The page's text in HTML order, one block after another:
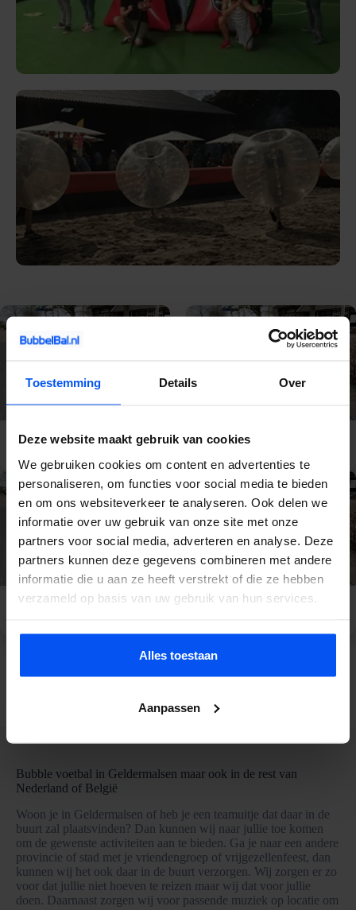
Toestemming Details Over
Deze website maakt gebruik van cookies
We gebruiken cookies om content en advertenties te
personaliseren, om functies voor social media te bieden
en om ons websiteverkeer te analyseren. Ook delen we
informatie over uw gebruik van onze site met onze
partners voor social media, adverteren en analyse. Deze
partners kunnen deze gegevens combineren met andere
informatie die u aan ze heeft verstrekt of die ze hebben
verzameld op basis van uw gebruik van hun services.
Alles toestaan
Aanpassen
E-Chopper
Gelderland
E-Chopper Veluwe
E-Chopper Apeldoorn E-Chopper Nijmegen
Bekijk meer activiteiten
Bubble voetbal in Geldermalsen maar ook in de rest van
Nederland of België
Woon je in Geldermalsen of heb je een teamuitje dat daar in de
buurt zal plaatsvinden? Dan kunnen wij naar jullie toe komen
om de gewenste activiteiten aan te bieden. Ga je naar een andere
provincie of stad met je vriendengroep of vrijgezellenfeest, dan
kunnen wij het ook daar in de buurt verzorgen. Wij zorgen er zo
voor dat jullie niet hoeven te reizen maar wij dat voor jullie
doen. Daarnaast zorgen wij voor passende muziek op locatie om